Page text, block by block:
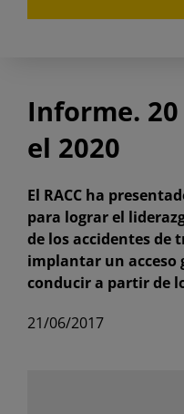
Informe.
el 2020
El RACC ha
para lograr el
de los accidentes de
implantar un acceso
conducir a partir de
21/06/2017